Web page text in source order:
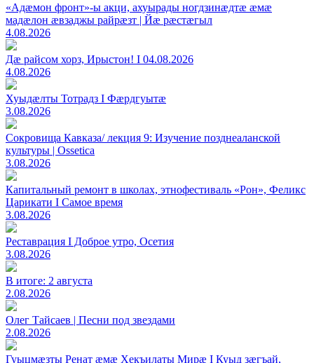
«Адæмон фронт»-ы акци, ахуырады ногдзинæдтæ æмæ
мадæлон æвзаджы райрæзт | Йæ рæстæгыл
4.08.2026
Дæ райсом хорз, Ирыстон! I 04.08.2026
4.08.2026
Хуыдæлты Тотрадз I Фæрдгуытæ
3.08.2026
Сокровища Кавказа/ лекция 9: Изучение позднеаланской
культуры | Ossetica
3.08.2026
Капитальный ремонт в школах, этнофестиваль «Рон», Феликс
Царикати I Самое время
3.08.2026
Реставрация I Доброе утро, Осетия
3.08.2026
В итоге: 2 августа
2.08.2026
Олег Тайсаев | Песни под звездами
2.08.2026
Гуыцмӕзты Ренат ӕмӕ Хекъилаты Мирӕ I Куыд зӕгъай,